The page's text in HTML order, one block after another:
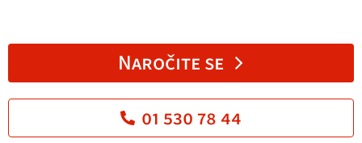
Naročite se
01 530 78 44